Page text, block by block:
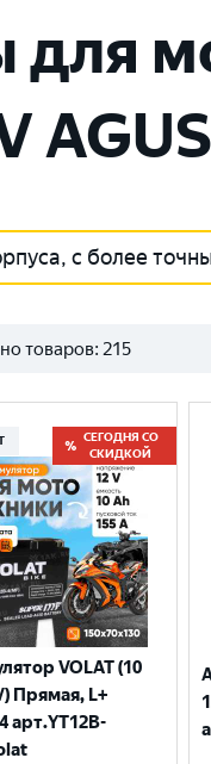
с более
товаров: 215
СЕГОДНЯ СО
СКИДКОЙ
VOLAT (10
Прямая, L+
арт.YT12B-